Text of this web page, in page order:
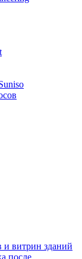
и витрин зданий
после